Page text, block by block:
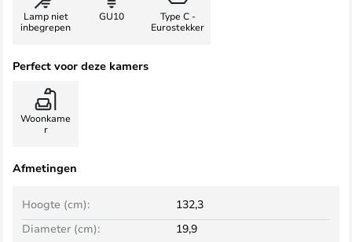
Lamp niet
inbegrepen
GU10
Type C -
Eurostekker
Perfect voor deze kamers
Woonkame
r
Afmetingen
Hoogte (cm):
132,3
Diameter (cm):
19,9